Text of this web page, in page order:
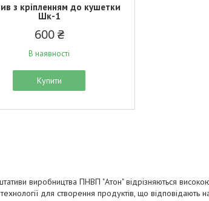
з кріпленням до кушетки
Шк-1
600 ₴
В наявності
Купити
виробництва ПНВП "Атон" відрізняються
для створення продуктів, що